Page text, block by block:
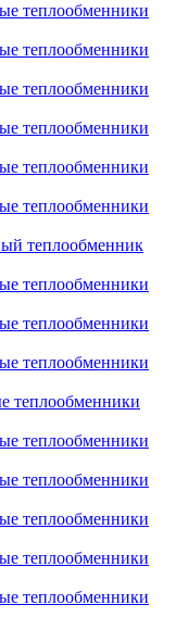
теплообменники
теплообменники
теплообменники
теплообменники
теплообменники
теплообменники
теплообменник
теплообменники
теплообменники
теплообменники
теплообменники
теплообменники
теплообменники
теплообменники
теплообменники
теплообменники